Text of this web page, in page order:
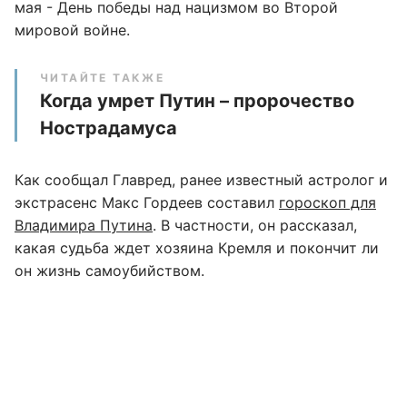
мая - День победы над нацизмом во Второй
мировой войне.
ЧИТАЙТЕ ТАКЖЕ
Когда умрет Путин – пророчество
Нострадамуса
Как сообщал Главред, ранее известный астролог и
экстрасенс Макс Гордеев составил гороскоп для
Владимира Путина. В частности, он рассказал,
какая судьба ждет хозяина Кремля и покончит ли
он жизнь самоубийством.